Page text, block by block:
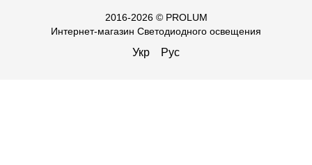
2016-2026 © PROLUM
Интернет-магазин Светодиодного освещения
Укр Рус